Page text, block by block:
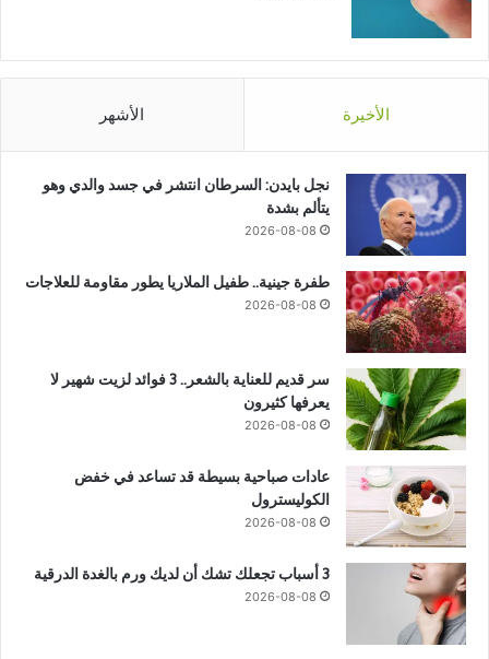
الأخيرة الأشهر
نجل بايدن: السرطان انتشر في جسد والدي وهو
يتألم بشدة
2026-08-08
طفرة جينية.. طفيل الملاريا يطور مقاومة للعلاجات
2026-08-08
سر قديم للعناية بالشعر.. 3 فوائد لزيت شهير لا
يعرفها كثيرون
2026-08-08
عادات صباحية بسيطة قد تساعد في خفض
الكوليسترول
2026-08-08
3 أسباب تجعلك تشك أن لديك ورم بالغدة الدرقية
2026-08-08